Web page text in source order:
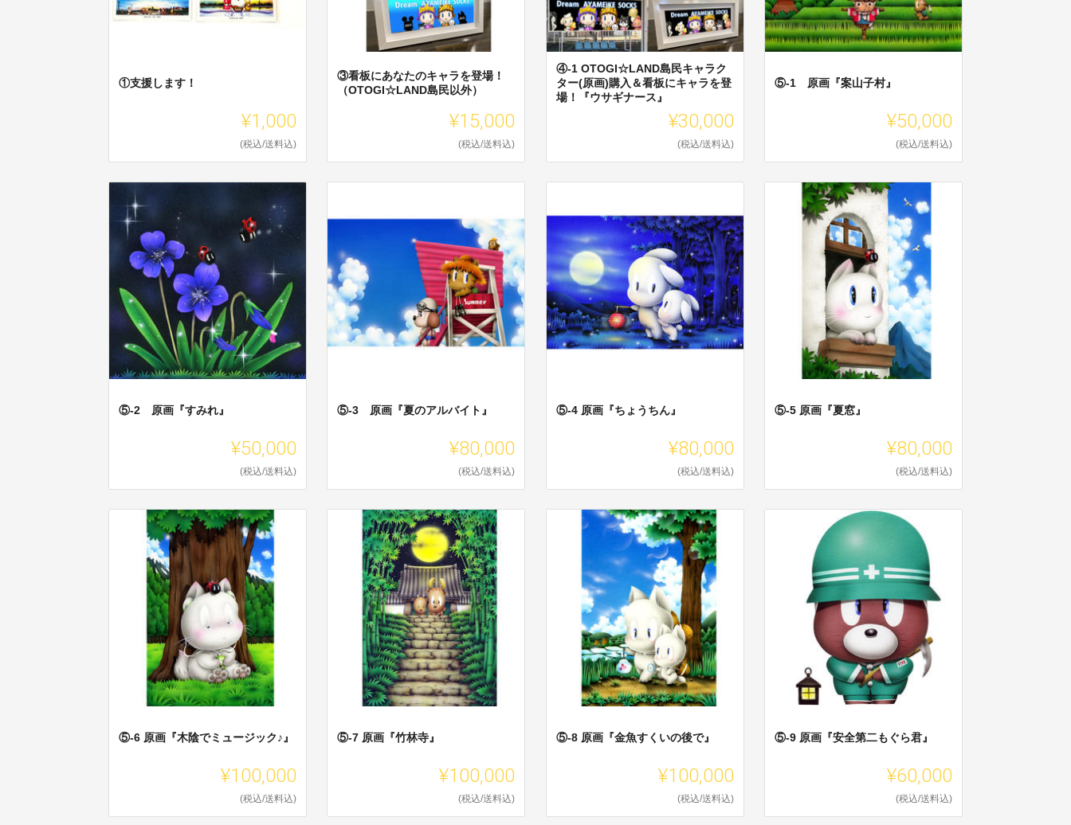
①支援します！
¥1,000
(税込/送料込)
③看板にあなたのキャラを登場！
（OTOGI☆LAND島民以外）
¥15,000
(税込/送料込)
④-1 OTOGI☆LAND島民キャラク
ター(原画)購入＆看板にキャラを登
場！『ウサギナース』
¥30,000
(税込/送料込)
⑤-1 原画『案山子村』
¥50,000
(税込/送料込)
⑤-2 原画『すみれ』
¥50,000
(税込/送料込)
⑤-3 原画『夏のアルバイト』
¥80,000
(税込/送料込)
⑤-4 原画『ちょうちん』
¥80,000
(税込/送料込)
⑤-5 原画『夏窓』
¥80,000
(税込/送料込)
⑤-6 原画『木陰でミュージック♪』
¥100,000
(税込/送料込)
⑤-7 原画『竹林寺』
¥100,000
(税込/送料込)
⑤-8 原画『金魚すくいの後で』
¥100,000
(税込/送料込)
⑤-9 原画『安全第二もぐら君』
¥60,000
(税込/送料込)